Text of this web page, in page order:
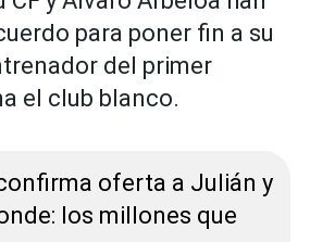
para poner fin a su
del primer
el club blanco.
oferta a Julián y
los millones que